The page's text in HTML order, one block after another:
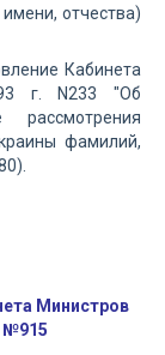
отчества)
Кабинета
г. N233 "Об
фамилий,
Министров
№915